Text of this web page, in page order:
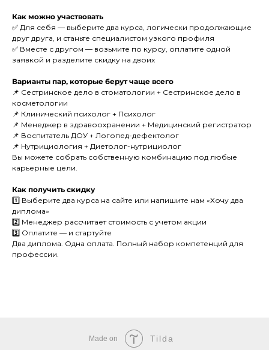
Как можно участвовать
✅ Для себя — выберите два курса, логически продолжающие
друг друга, и станьте специалистом узкого профиля
✅ Вместе с другом — возьмите по курсу, оплатите одной
заявкой и разделите скидку на двоих
Варианты пар, которые берут чаще всего
📌 Сестринское дело в стоматологии + Сестринское дело в
косметологии
📌 Клинический психолог + Психолог
📌 Менеджер в здравоохранении + Медицинский регистратор
📌 Воспитатель ДОУ + Логопед-дефектолог
📌 Нутрициология + Диетолог-нутрициолог
Вы можете собрать собственную комбинацию под любые
карьерные цели.
Как получить скидку
1️⃣ Выберите два курса на сайте или напишите нам «Хочу два
диплома»
2️⃣ Менеджер рассчитает стоимость с учетом акции
3️⃣ Оплатите — и стартуйте
Два диплома. Одна оплата. Полный набор компетенций для
профессии.
Made on Tilda